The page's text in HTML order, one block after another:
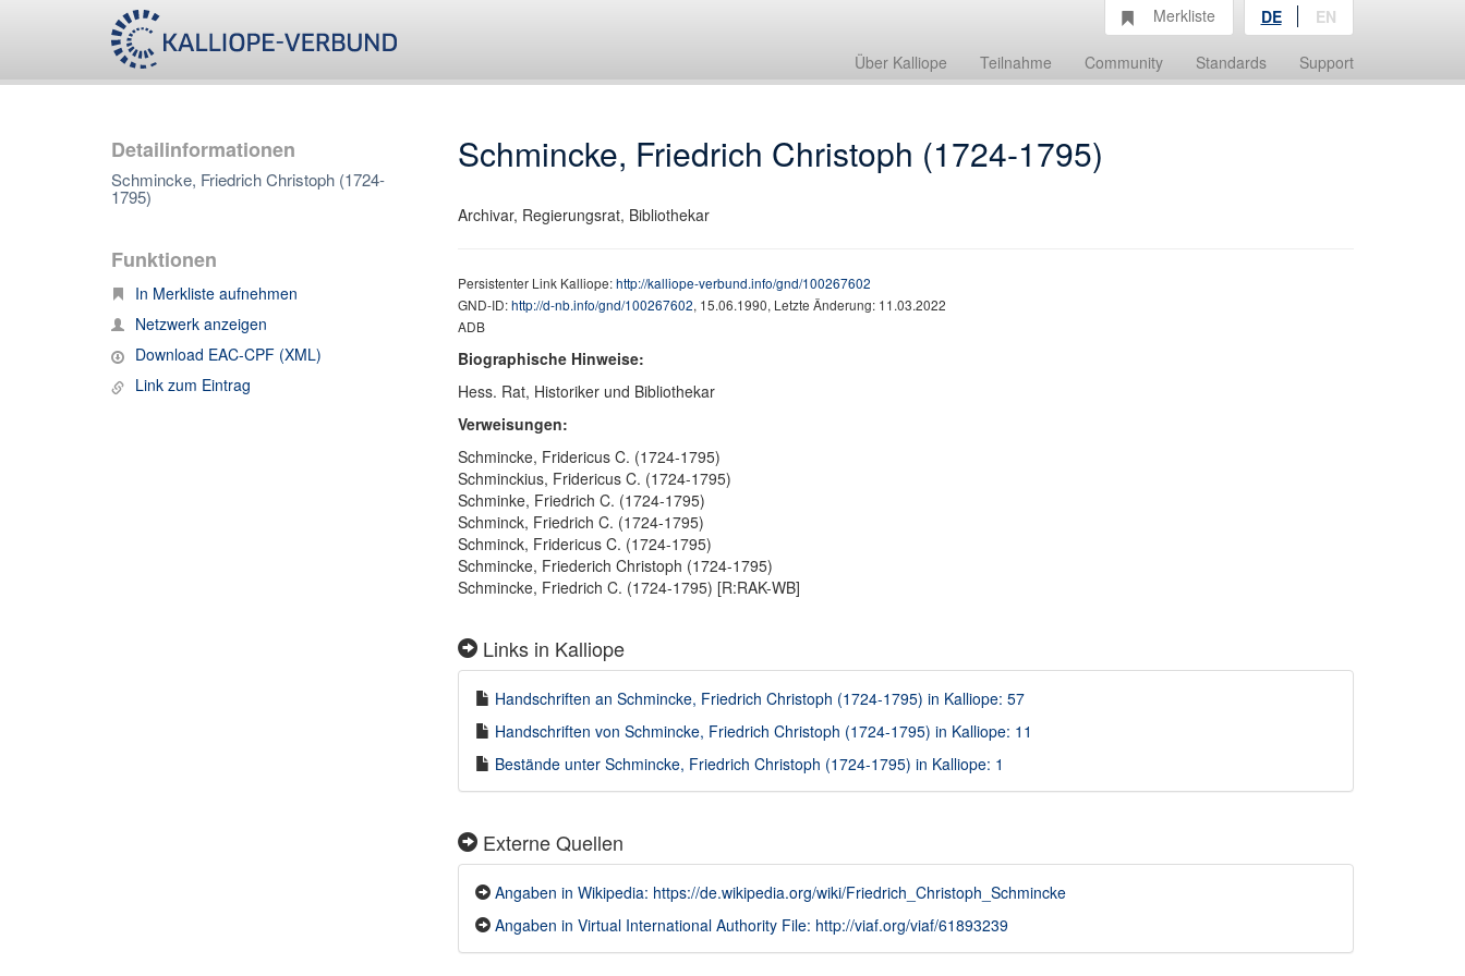
Über Kalliope Teilnahme Community Standards Support
Merkliste DE EN
Detailinformationen
Schmincke, Friedrich Christoph (1724-
1795)
Funktionen
In Merkliste aufnehmen
Netzwerk anzeigen
Download EAC-CPF (XML)
Link zum Eintrag
Schmincke, Friedrich Christoph (1724-1795)
Archivar, Regierungsrat, Bibliothekar
Persistenter Link Kalliope:http://kalliope-verbund.info/gnd/100267602
GND-ID:http://d-nb.info/gnd/100267602, 15.06.1990, Letzte Änderung: 11.03.2022
ADB
Biographische Hinweise:
Hess. Rat, Historiker und Bibliothekar
Verweisungen:
Schmincke, Fridericus C. (1724-1795)
Schminckius, Fridericus C. (1724-1795)
Schminke, Friedrich C. (1724-1795)
Schminck, Friedrich C. (1724-1795)
Schminck, Fridericus C. (1724-1795)
Schmincke, Friederich Christoph (1724-1795)
Schmincke, Friedrich C. (1724-1795) [R:RAK-WB]
Links in Kalliope
Handschriften an Schmincke, Friedrich Christoph (1724-1795) in Kalliope: 57
Handschriften von Schmincke, Friedrich Christoph (1724-1795) in Kalliope: 11
Bestände unter Schmincke, Friedrich Christoph (1724-1795) in Kalliope: 1
Externe Quellen
Angaben in Wikipedia: https://de.wikipedia.org/wiki/Friedrich_Christoph_Schmincke
Angaben in Virtual International Authority File: http://viaf.org/viaf/61893239